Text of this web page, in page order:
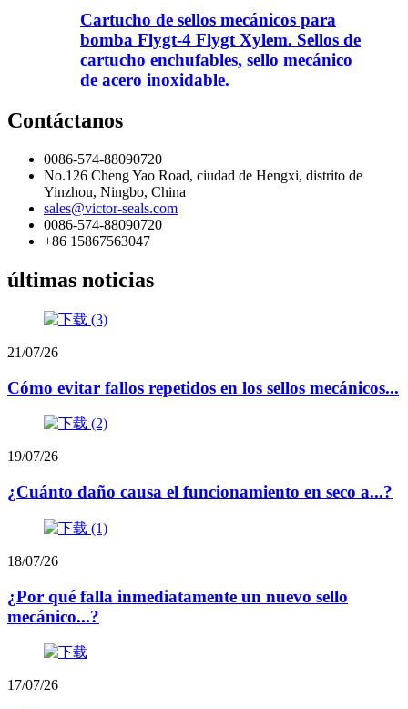
Cartucho de sellos mecánicos para
bomba Flygt-4 Flygt Xylem. Sellos de
cartucho enchufables, sello mecánico
de acero inoxidable.
Contáctanos
0086-574-88090720
No.126 Cheng Yao Road, ciudad de Hengxi, distrito de
Yinzhou, Ningbo, China
sales@victor-seals.com
0086-574-88090720
+86 15867563047
últimas noticias
21/07/26
Cómo evitar fallos repetidos en los sellos mecánicos...
19/07/26
¿Cuánto daño causa el funcionamiento en seco a...?
18/07/26
¿Por qué falla inmediatamente un nuevo sello
mecánico...?
17/07/26